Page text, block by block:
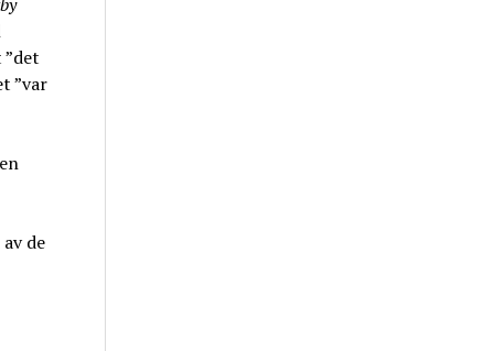
”var
de